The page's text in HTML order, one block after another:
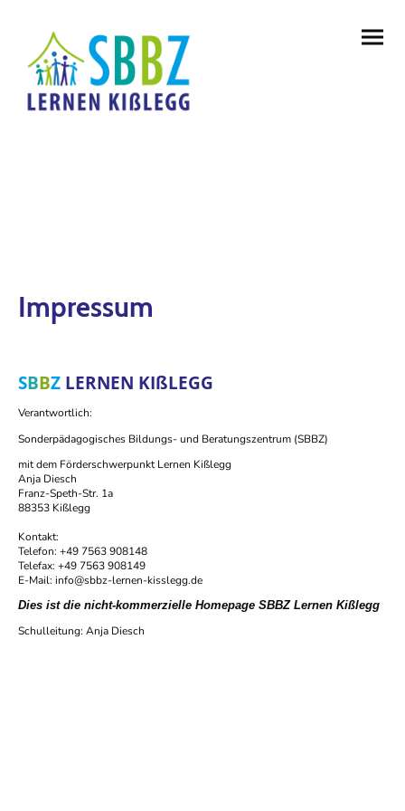
Impressum
SBBZ LERNEN KIßLEGG
Verantwortlich:
Sonderpädagogisches Bildungs- und Beratungszentrum (SBBZ)
mit dem Förderschwerpunkt Lernen Kißlegg
Anja Diesch
Franz-Speth-Str. 1a
88353 Kißlegg
Kontakt:
Telefon: +49 7563 908148
Telefax: +49 7563 908149
E-Mail: info@sbbz-lernen-kisslegg.de
Dies ist die nicht-kommerzielle Homepage SBBZ Lernen Kißlegg
Schulleitung: Anja Diesch